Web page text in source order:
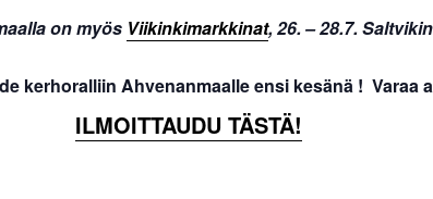
on myös Viikinkimarkkinat, 26. – 28.7.
kerhoralliin Ahvenanmaalle ensi kesänä ! Varaa
ILMOITTAUDU TÄSTÄ!